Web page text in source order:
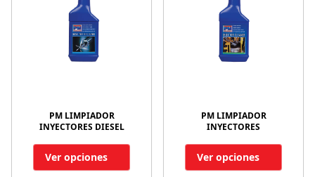
PM LIMPIADOR
INYECTORES DIESEL
Ver opciones
PM LIMPIADOR
INYECTORES
Ver opciones